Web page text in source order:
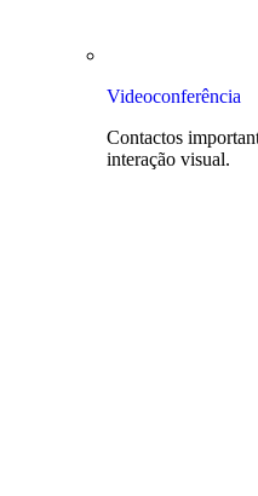
Videoconferência
Contactos
interação visual.